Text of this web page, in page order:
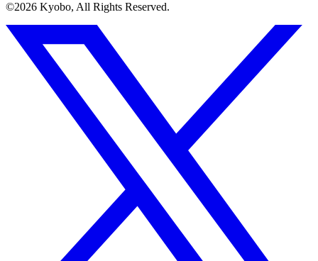
©︎2026 Kyobo, All Rights Reserved.